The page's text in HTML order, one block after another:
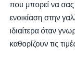
που μπορεί να σας
ενοικίαση στην
ιδιαίτερα όταν
καθορίζουν τις